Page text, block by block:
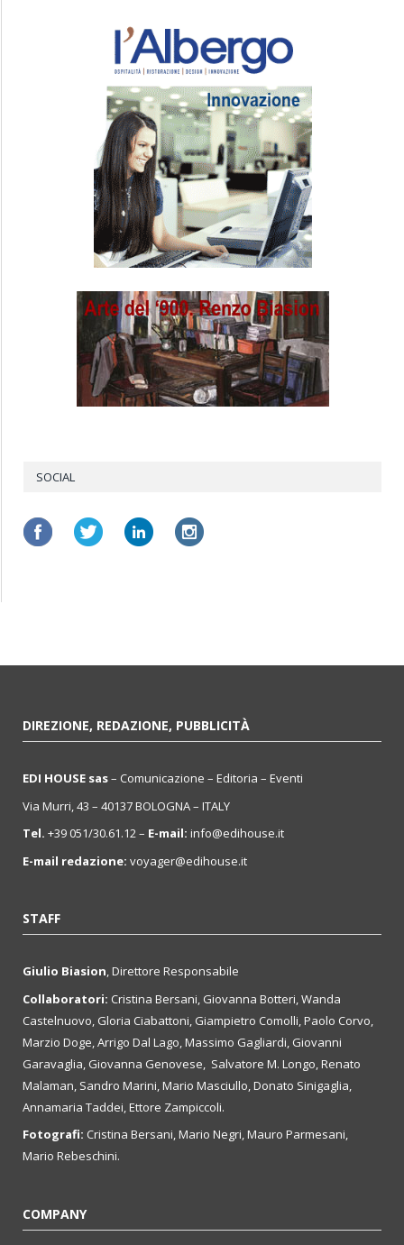
SOCIAL
DIREZIONE, REDAZIONE, PUBBLICITÀ
EDI HOUSE sas– Comunicazione – Editoria – Eventi
Via Murri, 43 – 40137 BOLOGNA – ITALY
Tel. +39 051/30.61.12 – E-mail: info@edihouse.it
E-mail redazione: voyager@edihouse.it
STAFF
Giulio Biasion, Direttore Responsabile
Collaboratori: Cristina Bersani, Giovanna Botteri, Wanda
Castelnuovo, Gloria Ciabattoni, Giampietro Comolli, Paolo Corvo,
Marzio Doge, Arrigo Dal Lago, Massimo Gagliardi, Giovanni
Garavaglia, Giovanna Genovese, Salvatore M. Longo, Renato
Malaman, Sandro Marini, Mario Masciullo, Donato Sinigaglia,
Annamaria Taddei, Ettore Zampiccoli.
Fotografi: Cristina Bersani, Mario Negri, Mauro Parmesani,
Mario Rebeschini.
COMPANY